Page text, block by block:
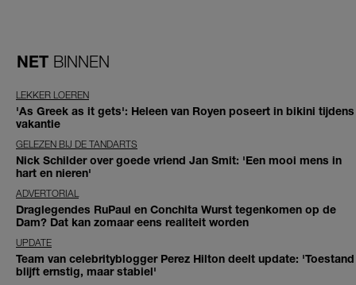
NET BINNEN
LEKKER LOEREN
'As Greek as it gets': Heleen van Royen poseert in bikini tijdens
vakantie
GELEZEN BIJ DE TANDARTS
Nick Schilder over goede vriend Jan Smit: 'Een mooi mens in
hart en nieren'
ADVERTORIAL
Draglegendes RuPaul en Conchita Wurst tegenkomen op de
Dam? Dat kan zomaar eens realiteit worden
UPDATE
Team van celebrityblogger Perez Hilton deelt update: 'Toestand
blijft ernstig, maar stabiel'